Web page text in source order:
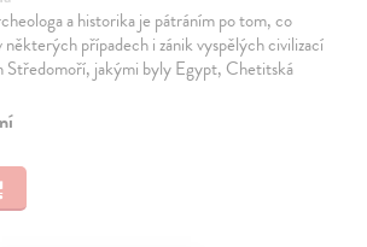
a historika je pátráním po tom, co
některých případech i zánik vyspělých civilizací
Středomoří, jakými byly Egypt, Chetitská